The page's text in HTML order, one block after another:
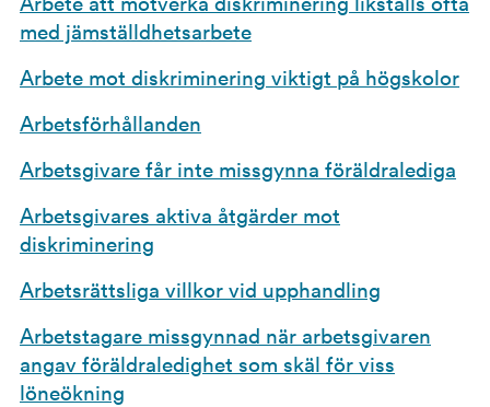
med jämställdhetsarbete
Arbete mot diskriminering viktigt på högskolor
Arbetsförhållanden
Arbetsgivare får inte missgynna föräldralediga
Arbetsgivares aktiva åtgärder mot
diskriminering
Arbetsrättsliga villkor vid upphandling
Arbetstagare missgynnad när arbetsgivaren
angav föräldraledighet som skäl för viss
löneökning